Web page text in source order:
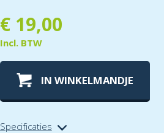
€ 19,00
Incl. BTW
IN WINKELMANDJE
Specificaties